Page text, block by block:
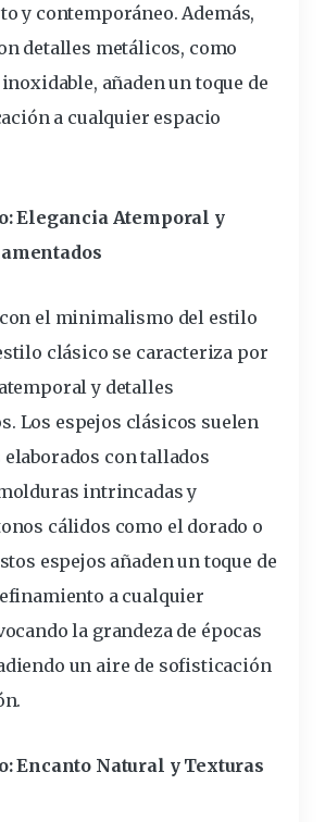
y contemporáneo. Además,
detalles metálicos, como
añaden un toque de
a cualquier espacio
Elegancia Atemporal y
el minimalismo del estilo
clásico se caracteriza por
y detalles
Los espejos clásicos suelen
con tallados
intrincadas y
cálidos como el dorado o
espejos añaden un toque de
a cualquier
la grandeza de épocas
un aire de sofisticación
Encanto Natural y Texturas